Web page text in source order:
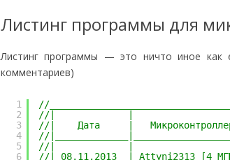
Листинг программы для
Листинг программы — это ничто иное как
комментариев)
1
2
3
4
5
6
//
//|             |
//|    Дата     |
//
//|             |
//| 08.11.2013  | Attyni2313 [4